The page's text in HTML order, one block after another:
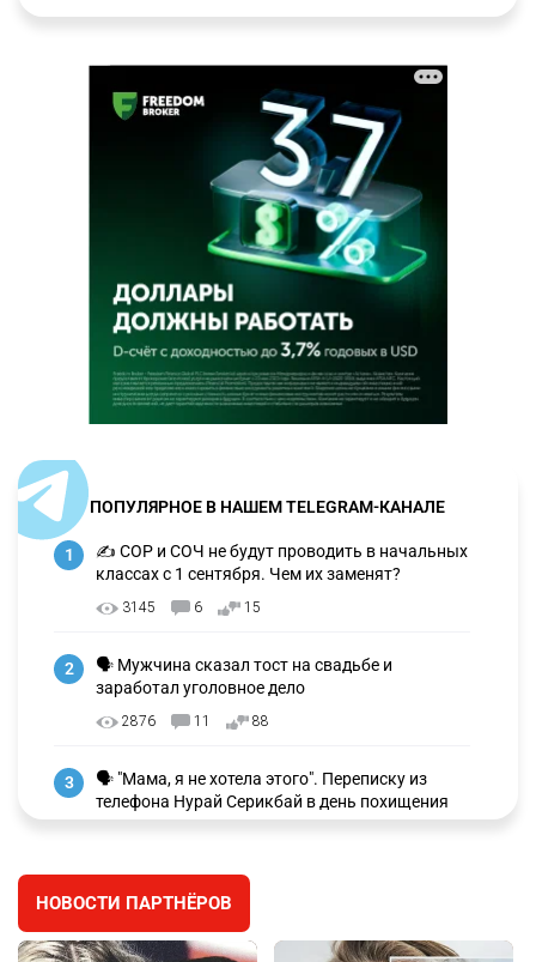
ПОПУЛЯРНОЕ В НАШЕМ TELEGRAM-КАНАЛЕ
1
✍️ СОР и СОЧ не будут проводить в начальных
классах с 1 сентября. Чем их заменят?
3145 6 15
2
🗣 Мужчина сказал тост на свадьбе и
заработал уголовное дело
2876 11 88
3
🗣 "Мама, я не хотела этого". Переписку из
телефона Нурай Серикбай в день похищения
зачитали в суде
⚠️ Доброе утро, друзья! Предлагаем обзор
главных новостей за 4 августа
НОВОСТИ ПАРТНЁРОВ